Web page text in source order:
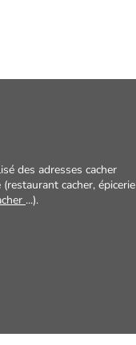
des adresses cacher
cacher, épicerie
...).